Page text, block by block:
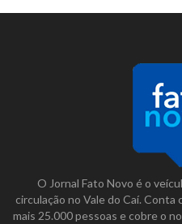
O Jornal Fato Novo é o
circulação no Vale do Caí.
mais 25.000 pessoas e cobre o